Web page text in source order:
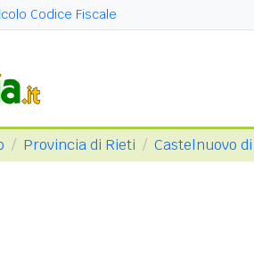
Codice Fiscale
Provincia di Rieti Castelnuovo